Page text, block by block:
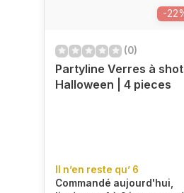
-
(0)
Partyline Verres à
Halloween | 4 pieces
Il n’en reste qu’ 6
Commandé aujourd'hui,